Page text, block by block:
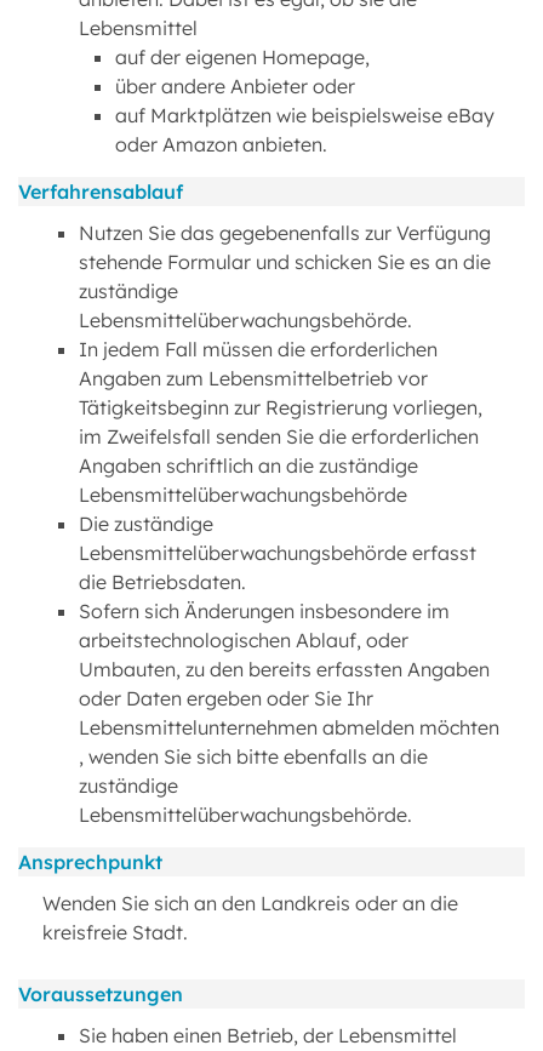
Lebensmittel
auf der eigenen Homepage,
über andere Anbieter oder
auf Marktplätzen wie beispielsweise eBay
oder Amazon anbieten.
Verfahrensablauf
Nutzen Sie das gegebenenfalls zur Verfügung
stehende Formular und schicken Sie es an die
zuständige
Lebensmittelüberwachungsbehörde.
In jedem Fall müssen die erforderlichen
Angaben zum Lebensmittelbetrieb vor
Tätigkeitsbeginn zur Registrierung vorliegen,
im Zweifelsfall senden Sie die erforderlichen
Angaben schriftlich an die zuständige
Lebensmittelüberwachungsbehörde
Die zuständige
Lebensmittelüberwachungsbehörde erfasst
die Betriebsdaten.
Sofern sich Änderungen insbesondere im
arbeitstechnologischen Ablauf, oder
Umbauten, zu den bereits erfassten Angaben
oder Daten ergeben oder Sie Ihr
Lebensmittelunternehmen abmelden möchten
, wenden Sie sich bitte ebenfalls an die
zuständige
Lebensmittelüberwachungsbehörde.
Ansprechpunkt
Wenden Sie sich an den Landkreis oder an die
kreisfreie Stadt.
Voraussetzungen
Sie haben einen Betrieb, der Lebensmittel